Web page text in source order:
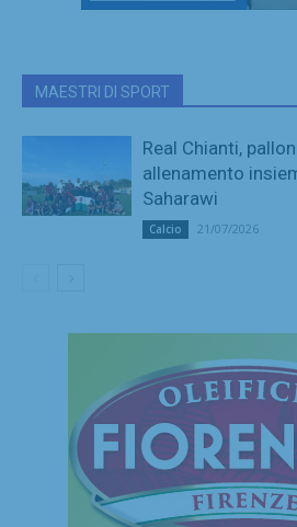
MAESTRI DI SPORT
Real Chianti,
allenamento
Saharawi
Calcio 21/07/2026